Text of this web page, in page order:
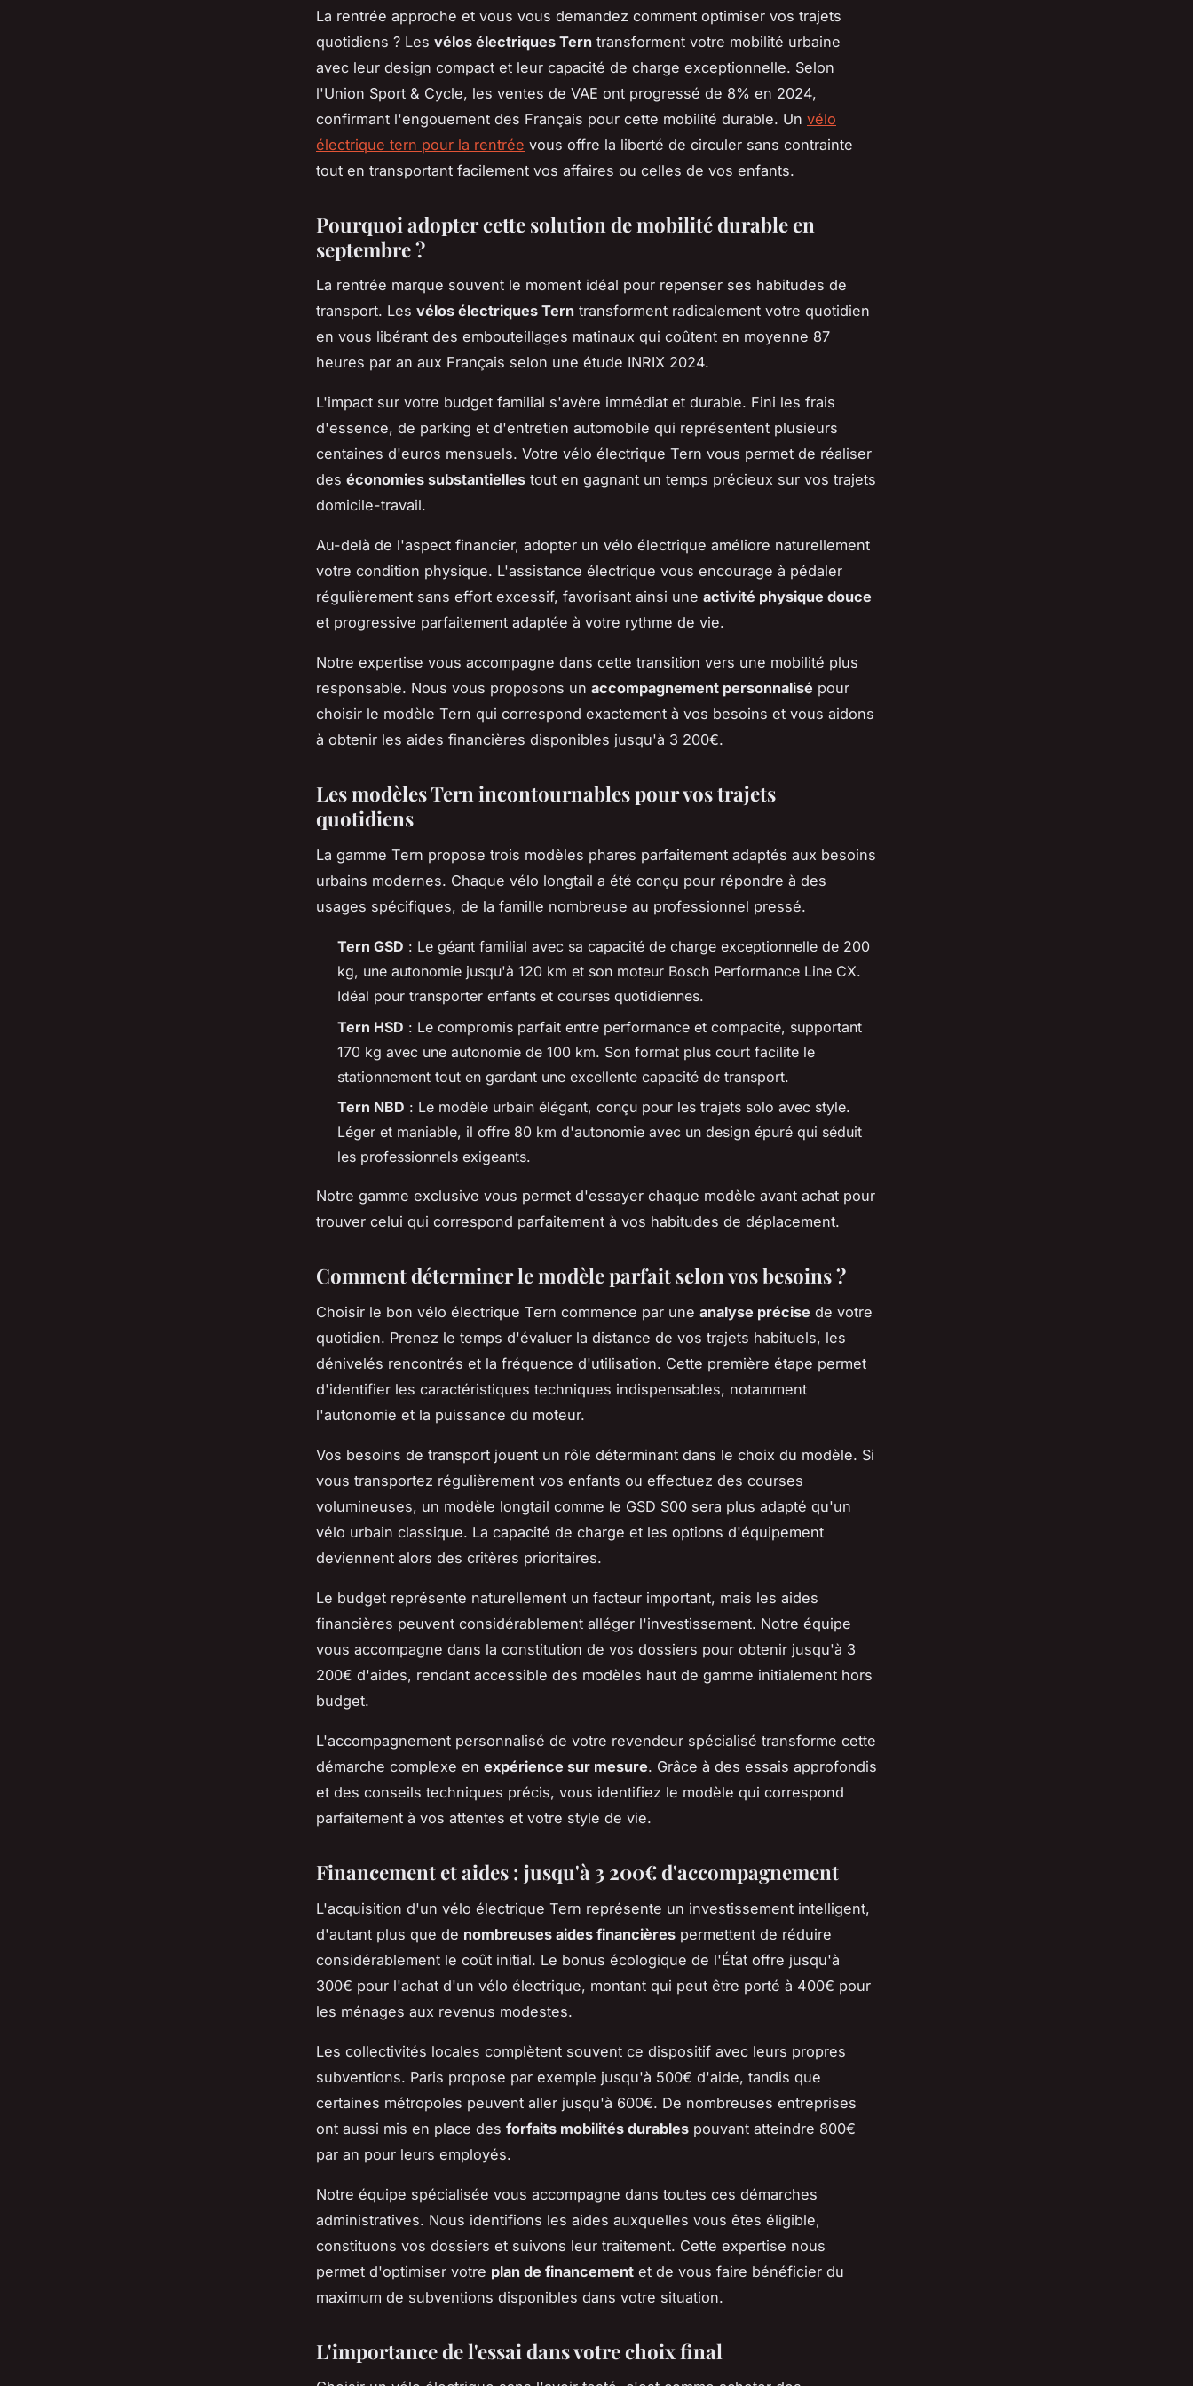
La rentrée approche et vous vous demandez comment optimiser vos trajets
quotidiens ? Les vélos électriques Tern transforment votre mobilité urbaine
avec leur design compact et leur capacité de charge exceptionnelle. Selon
l'Union Sport & Cycle, les ventes de VAE ont progressé de 8% en 2024,
confirmant l'engouement des Français pour cette mobilité durable. Un vélo
électrique tern pour la rentrée vous offre la liberté de circuler sans contrainte
tout en transportant facilement vos affaires ou celles de vos enfants.
Pourquoi adopter cette solution de mobilité durable en
septembre ?
La rentrée marque souvent le moment idéal pour repenser ses habitudes de
transport. Les vélos électriques Tern transforment radicalement votre quotidien
en vous libérant des embouteillages matinaux qui coûtent en moyenne 87
heures par an aux Français selon une étude INRIX 2024.
L'impact sur votre budget familial s'avère immédiat et durable. Fini les frais
d'essence, de parking et d'entretien automobile qui représentent plusieurs
centaines d'euros mensuels. Votre vélo électrique Tern vous permet de réaliser
des économies substantielles tout en gagnant un temps précieux sur vos trajets
domicile-travail.
Au-delà de l'aspect financier, adopter un vélo électrique améliore naturellement
votre condition physique. L'assistance électrique vous encourage à pédaler
régulièrement sans effort excessif, favorisant ainsi une activité physique douce
et progressive parfaitement adaptée à votre rythme de vie.
Notre expertise vous accompagne dans cette transition vers une mobilité plus
responsable. Nous vous proposons un accompagnement personnalisé pour
choisir le modèle Tern qui correspond exactement à vos besoins et vous aidons
à obtenir les aides financières disponibles jusqu'à 3 200€.
Les modèles Tern incontournables pour vos trajets
quotidiens
La gamme Tern propose trois modèles phares parfaitement adaptés aux besoins
urbains modernes. Chaque vélo longtail a été conçu pour répondre à des
usages spécifiques, de la famille nombreuse au professionnel pressé.
Tern GSD : Le géant familial avec sa capacité de charge exceptionnelle de 200
kg, une autonomie jusqu'à 120 km et son moteur Bosch Performance Line CX.
Idéal pour transporter enfants et courses quotidiennes.
Tern HSD : Le compromis parfait entre performance et compacité, supportant
170 kg avec une autonomie de 100 km. Son format plus court facilite le
stationnement tout en gardant une excellente capacité de transport.
Tern NBD : Le modèle urbain élégant, conçu pour les trajets solo avec style.
Léger et maniable, il offre 80 km d'autonomie avec un design épuré qui séduit
les professionnels exigeants.
Notre gamme exclusive vous permet d'essayer chaque modèle avant achat pour
trouver celui qui correspond parfaitement à vos habitudes de déplacement.
Comment déterminer le modèle parfait selon vos besoins ?
Choisir le bon vélo électrique Tern commence par une analyse précise de votre
quotidien. Prenez le temps d'évaluer la distance de vos trajets habituels, les
dénivelés rencontrés et la fréquence d'utilisation. Cette première étape permet
d'identifier les caractéristiques techniques indispensables, notamment
l'autonomie et la puissance du moteur.
Vos besoins de transport jouent un rôle déterminant dans le choix du modèle. Si
vous transportez régulièrement vos enfants ou effectuez des courses
volumineuses, un modèle longtail comme le GSD S00 sera plus adapté qu'un
vélo urbain classique. La capacité de charge et les options d'équipement
deviennent alors des critères prioritaires.
Le budget représente naturellement un facteur important, mais les aides
financières peuvent considérablement alléger l'investissement. Notre équipe
vous accompagne dans la constitution de vos dossiers pour obtenir jusqu'à 3
200€ d'aides, rendant accessible des modèles haut de gamme initialement hors
budget.
L'accompagnement personnalisé de votre revendeur spécialisé transforme cette
démarche complexe en expérience sur mesure. Grâce à des essais approfondis
et des conseils techniques précis, vous identifiez le modèle qui correspond
parfaitement à vos attentes et votre style de vie.
Financement et aides : jusqu'à 3 200€ d'accompagnement
L'acquisition d'un vélo électrique Tern représente un investissement intelligent,
d'autant plus que de nombreuses aides financières permettent de réduire
considérablement le coût initial. Le bonus écologique de l'État offre jusqu'à
300€ pour l'achat d'un vélo électrique, montant qui peut être porté à 400€ pour
les ménages aux revenus modestes.
Les collectivités locales complètent souvent ce dispositif avec leurs propres
subventions. Paris propose par exemple jusqu'à 500€ d'aide, tandis que
certaines métropoles peuvent aller jusqu'à 600€. De nombreuses entreprises
ont aussi mis en place des forfaits mobilités durables pouvant atteindre 800€
par an pour leurs employés.
Notre équipe spécialisée vous accompagne dans toutes ces démarches
administratives. Nous identifions les aides auxquelles vous êtes éligible,
constituons vos dossiers et suivons leur traitement. Cette expertise nous
permet d'optimiser votre plan de financement et de vous faire bénéficier du
maximum de subventions disponibles dans votre situation.
L'importance de l'essai dans votre choix final